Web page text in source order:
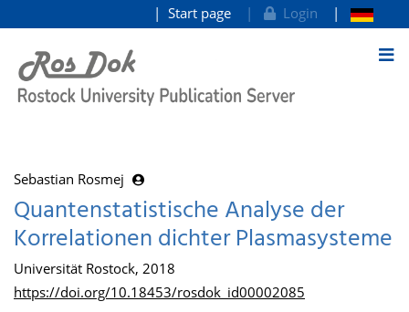
goto contents
Start page Login
Sebastian Rosmej
Quantenstatistische Analyse der
Korrelationen dichter Plasmasysteme
Universität Rostock, 2018
https://doi.org/10.18453/rosdok_id00002085